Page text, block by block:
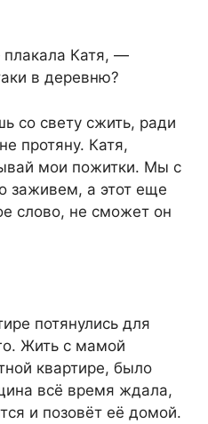
Катя, —
в деревню?
со свету сжить, ради
протяну. Катя,
мои пожитки. Мы с
заживем, а этот еще
слово, не сможет он
потянулись для
Жить с мамой
квартире, было
всё время ждала,
и позовёт её домой.